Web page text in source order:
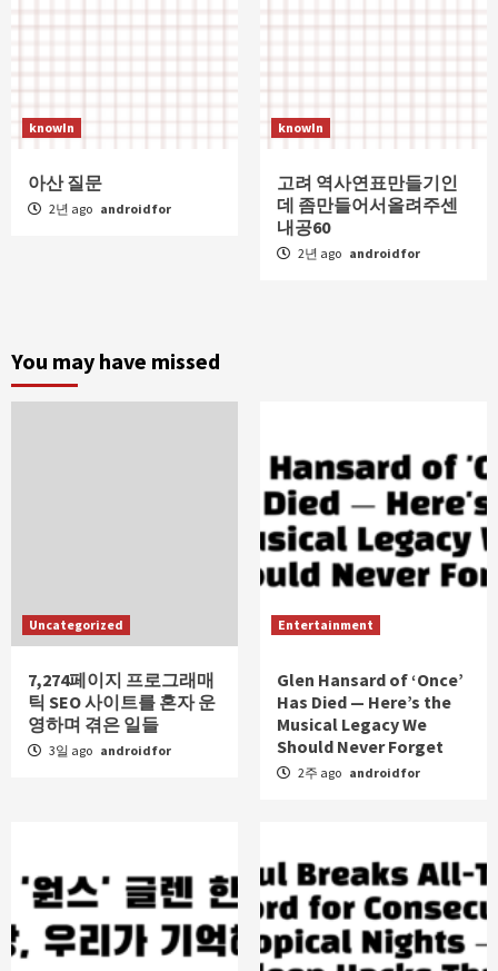
knowIn
아산 질문
2년 ago androidfor
knowIn
고려 역사연표만들기인
데 좀만들어서올려주센
내공60
2년 ago androidfor
You may have missed
Uncategorized
7,274페이지 프로그래매
틱 SEO 사이트를 혼자 운
영하며 겪은 일들
3일 ago androidfor
Entertainment
Glen Hansard of ‘Once’
Has Died — Here’s the
Musical Legacy We
Should Never Forget
2주 ago androidfor